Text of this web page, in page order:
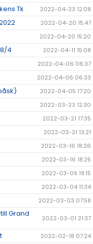
Tk 2022-04-23 12:08
2022-04-20 15:47
2022-04-20 15:20
4 2022-04-11 15:08
2022-04-06 06:37
2022-04-06 06:33
2022-04-05 17:20
2022-03-23 12:30
2022-03-21 17:35
2022-03-21 13:21
2022-03-16 18:26
2022-03-16 18:25
2022-03-09 19:15
2022-03-04 11:34
2022-03-03 07:58
Grand
2022-03-01 21:37
2022-02-18 07:24